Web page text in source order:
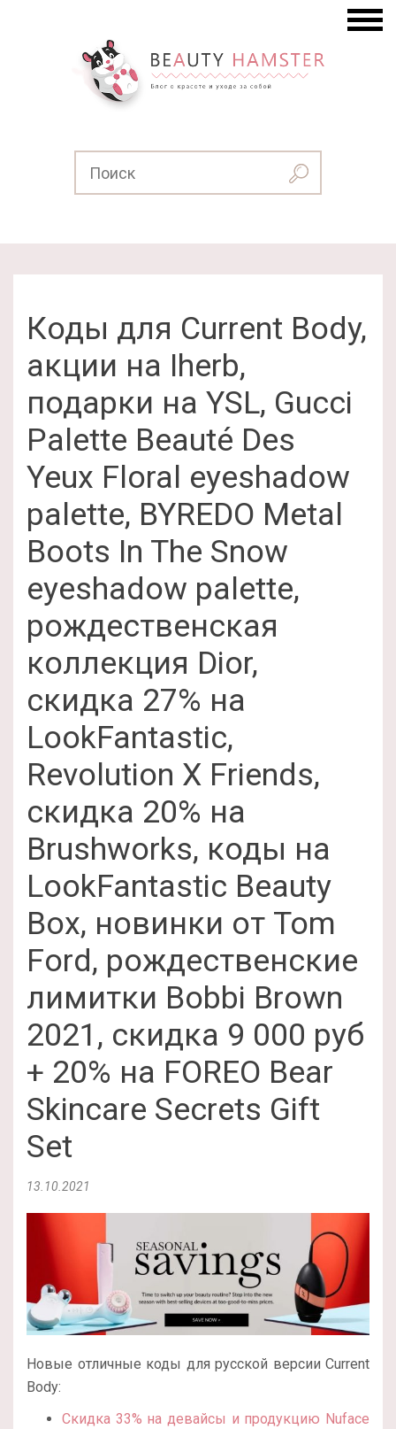
Коды для Current Body,
акции на Iherb,
подарки на YSL, Gucci
Palette Beauté Des
Yeux Floral eyeshadow
palette, BYREDO Metal
Boots In The Snow
eyeshadow palette,
рождественская
коллекция Dior,
скидка 27% на
LookFantastic,
Revolution X Friends,
скидка 20% на
Brushworks, коды на
LookFantastic Beauty
Box, новинки от Tom
Ford, рождественские
лимитки Bobbi Brown
2021, скидка 9 000 руб
+ 20% на FOREO Bear
Skincare Secrets Gift
Set
13.10.2021
Новые отличные коды для русской версии Current
Body:
Скидка 33% на девайсы и продукцию Nuface